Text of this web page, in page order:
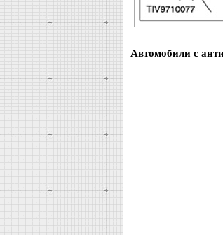
Автомобили с